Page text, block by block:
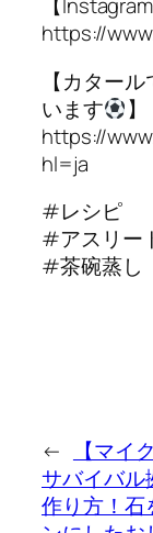
【
https://
【カター
います
】
https://
hl=ja
#レシピ
#アスリー
#茶碗蒸し
←
【マイ
サバイバル
作り方！石